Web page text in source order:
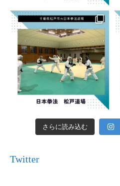
さらに読み込む
Twitter